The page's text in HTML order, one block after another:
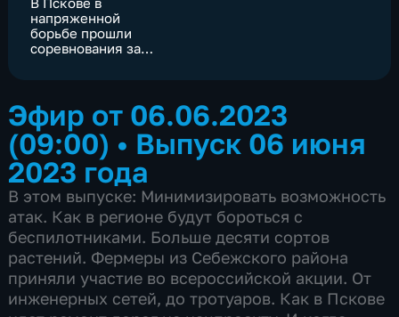
напряженной
борьбе прошли
соревнования за
клуба региона
Эфир от 06.06.2023
(09:00) • Выпуск 06 июня
2023 года
В этом выпуске: Минимизировать возможность
атак. Как в регионе будут бороться с
беспилотниками. Больше десяти сортов
растений. Фермеры из Себежского района
приняли участие во всероссийской акции. От
инженерных сетей, до тротуаров. Как в Пскове